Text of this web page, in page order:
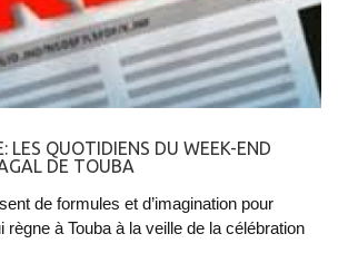
LES QUOTIDIENS DU WEEK-END
DE TOUBA
de formules et d’imagination pour
règne à Touba à la veille de la célébration